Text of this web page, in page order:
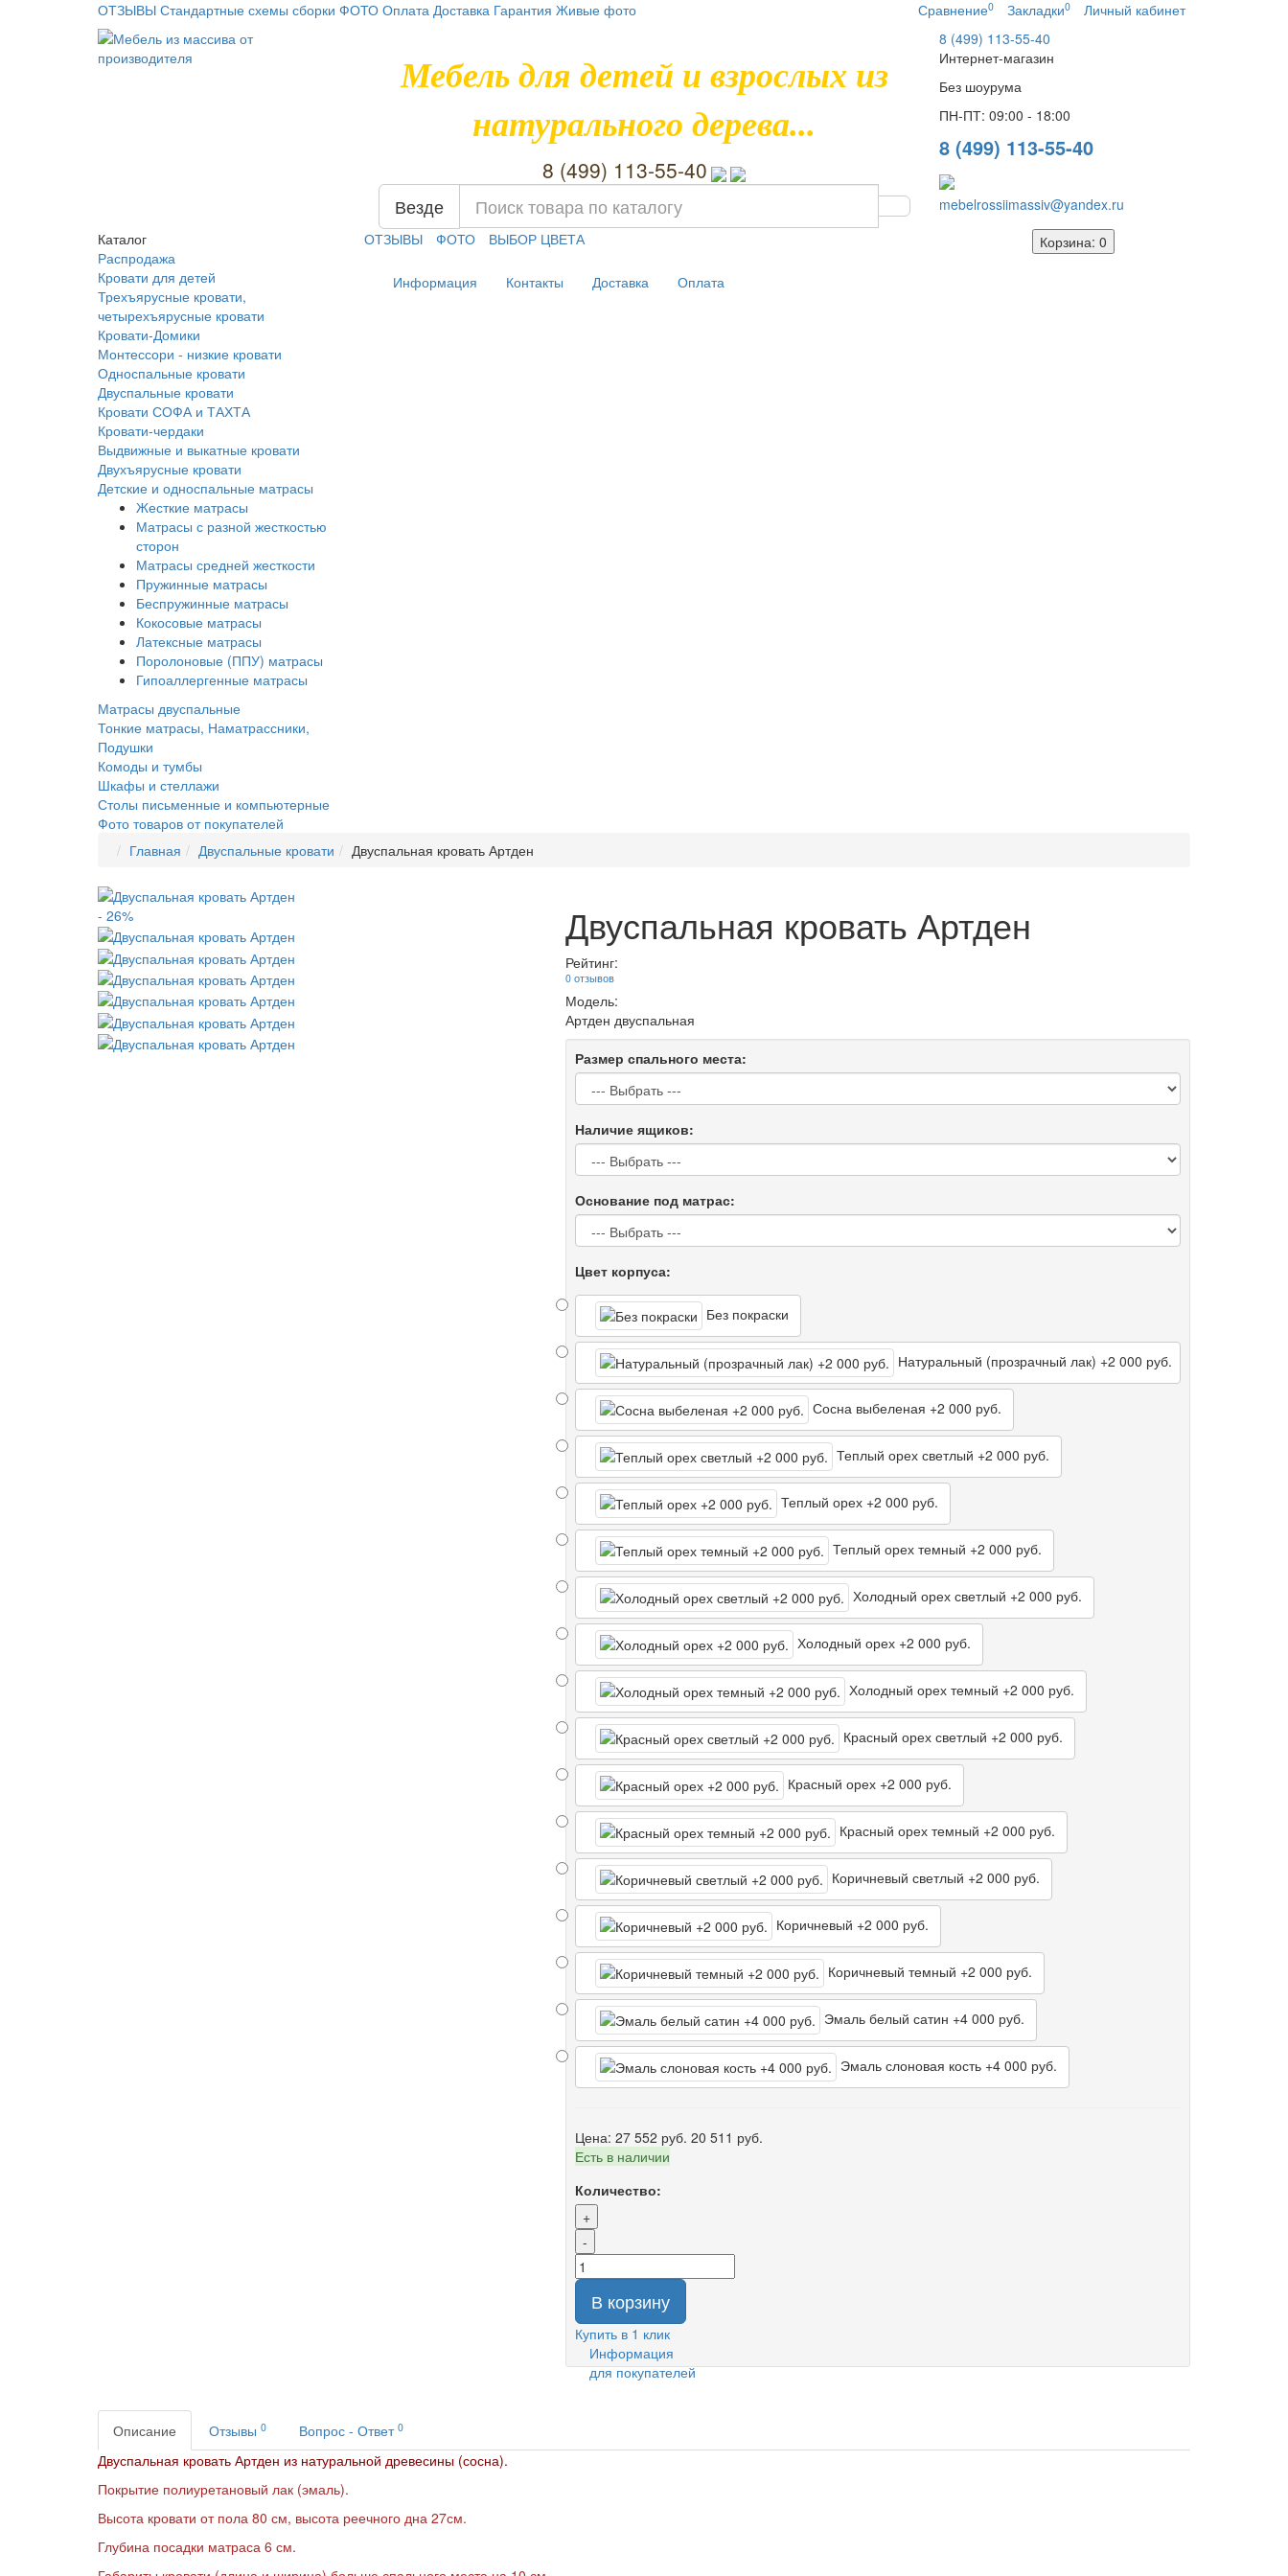
ОТЗЫВЫ Стандартные схемы сборки ФОТО Оплата Доставка Гарантия Живые фото Сравнение0 Закладки0 Личный кабинет
Мебель для детей и взрослых из
натурального дерева...
8 (499) 113-55-40
Везде
8 (499) 113-55-40
Интернет-магазин
Без шоурума
ПН-ПТ: 09:00 - 18:00
8 (499) 113-55-40
mebelrossiimassiv@yandex.ru
Каталог
Распродажа
Кровати для детей
Трехъярусные кровати,
четырехъярусные кровати
Кровати-Домики
Монтессори - низкие кровати
Односпальные кровати
Двуспальные кровати
Кровати СОФА и ТАХТА
Кровати-чердаки
Выдвижные и выкатные кровати
Двухъярусные кровати
Детские и односпальные матрасы
Жесткие матрасы
Матрасы с разной жесткостью
сторон
Матрасы средней жесткости
Пружинные матрасы
Беспружинные матрасы
Кокосовые матрасы
Латексные матрасы
Поролоновые (ППУ) матрасы
Гипоаллергенные матрасы
Матрасы двуспальные
Тонкие матрасы, Наматрассники,
Подушки
Комоды и тумбы
Шкафы и стеллажи
Столы письменные и компьютерные
Фото товаров от покупателей
ОТЗЫВЫ ФОТО ВЫБОР ЦВЕТА
Информация Контакты Доставка Оплата
Корзина: 0
Главная Двуспальные кровати Двуспальная кровать Артден
- 26% Двуспальная кровать Артден
Рейтинг:
0 отзывов
Модель:
Артден двуспальная
Размер спального места:
Наличие ящиков:
Основание под матрас:
Цвет корпуса:
Без покраски
Натуральный (прозрачный лак) +2 000 руб.
Сосна выбеленая +2 000 руб.
Теплый орех светлый +2 000 руб.
Теплый орех +2 000 руб.
Теплый орех темный +2 000 руб.
Холодный орех светлый +2 000 руб.
Холодный орех +2 000 руб.
Холодный орех темный +2 000 руб.
Красный орех светлый +2 000 руб.
Красный орех +2 000 руб.
Красный орех темный +2 000 руб.
Коричневый светлый +2 000 руб.
Коричневый +2 000 руб.
Коричневый темный +2 000 руб.
Эмаль белый сатин +4 000 руб.
Эмаль слоновая кость +4 000 руб.
Цена: 27 552 руб. 20 511 руб.
Есть в наличии
Количество:
+
-
В корзину
Купить в 1 клик
Информация
для покупателей
Описание Отзывы 0 Вопрос - Ответ 0
Двуспальная кровать Артден из натуральной древесины (сосна).
Покрытие полиуретановый лак (эмаль).
Высота кровати от пола 80 см, высота реечного дна 27см.
Глубина посадки матраса 6 см.